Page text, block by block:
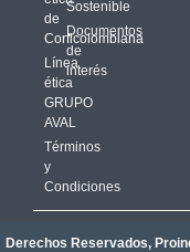
de
Corficolombiana
Línea
ética
GRUPO
AVAL
Términos
y
Condiciones
Sostenible
Documentos
de
interés
Derechos Reservados,